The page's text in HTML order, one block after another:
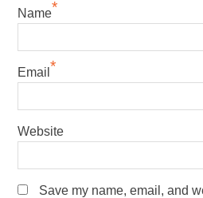
Name*
Email *
Website
Save my name, email, and